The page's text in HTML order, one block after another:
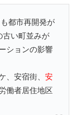
都市再開発が
古い町並みが
ションの影響
、安宿街、 安
働者居住地区